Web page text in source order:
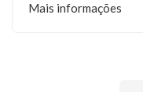
Mais informações